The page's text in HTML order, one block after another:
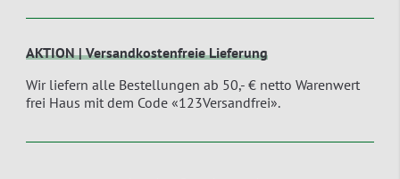
AKTION | Versandkostenfreie Lieferung
Wir liefern alle Bestellungen ab 50,- € netto Warenwert
frei Haus mit dem Code «123Versandfrei».